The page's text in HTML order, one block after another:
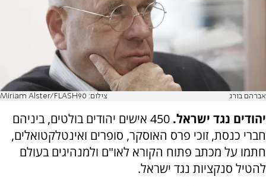
אברהם בורג צילום: Miriam Alster/FLASH90
יהודים נגד ישראל.
450 אישים יהודים בולטים, ביניהם
חברי כנסת, זוכי פרס האוסקר, סופרים ואינטלקטואלים,
חתמו על מכתב פתוח הקורא לאו"ם ולמנהיגים בעולם
להטיל סנקציות נגד ישראל.